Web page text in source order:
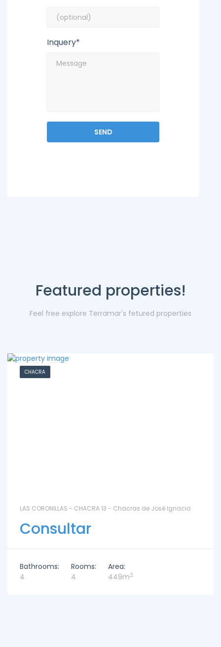
Inquery*
Featured properties!
Feel free explore Terramar's fetured properties
CHACRA
LAS CORONILLAS - CHACRA 13 - Chacras de José Ignacio
Consultar
Bathrooms:
4
Rooms:
4
Area:
449m2